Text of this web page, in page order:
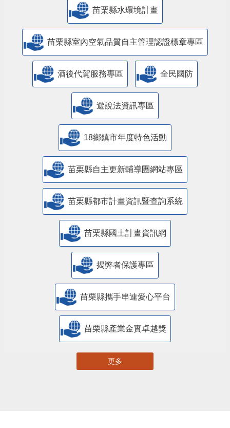
苗栗縣水環境計畫
苗栗縣室內空氣品質自主管理認證標章專區
酒後代駕服務專區 全民國防
遊說法資訊專區
18鄉鎮市年度特色活動
苗栗縣自主更新輔導團網站專區
苗栗縣都市計畫資訊暨查詢系統
苗栗縣國土計畫資訊網
揭弊者保護專區
苗栗縣攜手串連愛心平台
苗栗縣產業金實卓越獎
更多